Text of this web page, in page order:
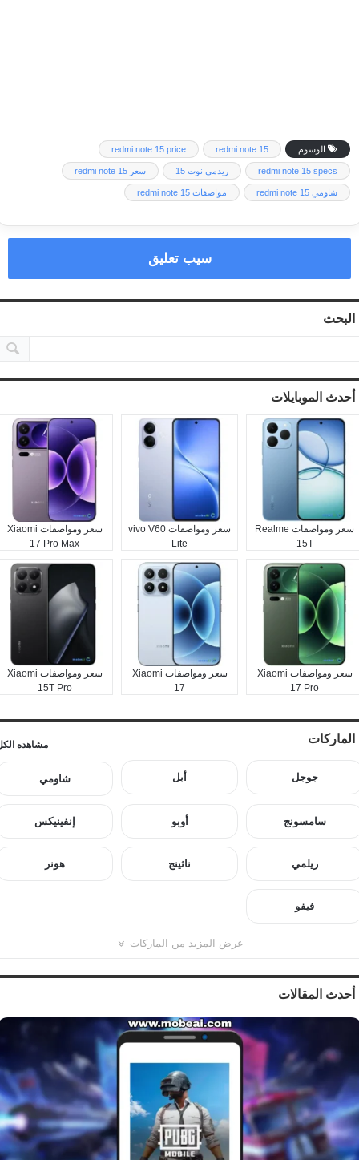
الوسوم redmi note 15
redmi note 15 price
redmi note 15 specs ريدمي نوت 15 سعر redmi note 15
شاومي redmi note 15 مواصفات redmi note 15
سيب تعليق
البحث
أحدث الموبايلات
سعر ومواصفات Realme
15T
سعر ومواصفات vivo V60
Lite
سعر ومواصفات Xiaomi
17 Pro Max
سعر ومواصفات Xiaomi
17 Pro
سعر ومواصفات Xiaomi
17
سعر ومواصفات Xiaomi
15T Pro
الماركات مشاهده
جوجل أبل شاومي
سامسونج أوبو إنفينيكس
ريلمي ناثينج هونر
فيفو
عرض المزيد من الماركات
أحدث المقالات